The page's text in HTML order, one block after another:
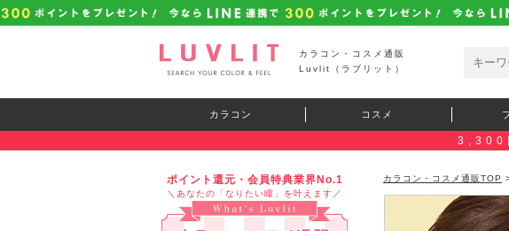
カラコン・コスメ通販
Luvlit（ラブリット）
カラコン コスメ
3,300
ポイント還元・会員特典業界No.1
＼あなたの「なりたい瞳」を叶えます／
カラコン・コスメ通販TOP